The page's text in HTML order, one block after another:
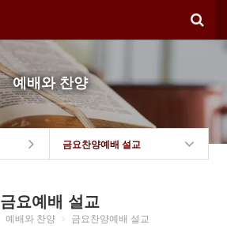
예배와 찬양
금요찬양예배 설교
금요예배 설교
예배와 찬양 금요찬양예배 설교